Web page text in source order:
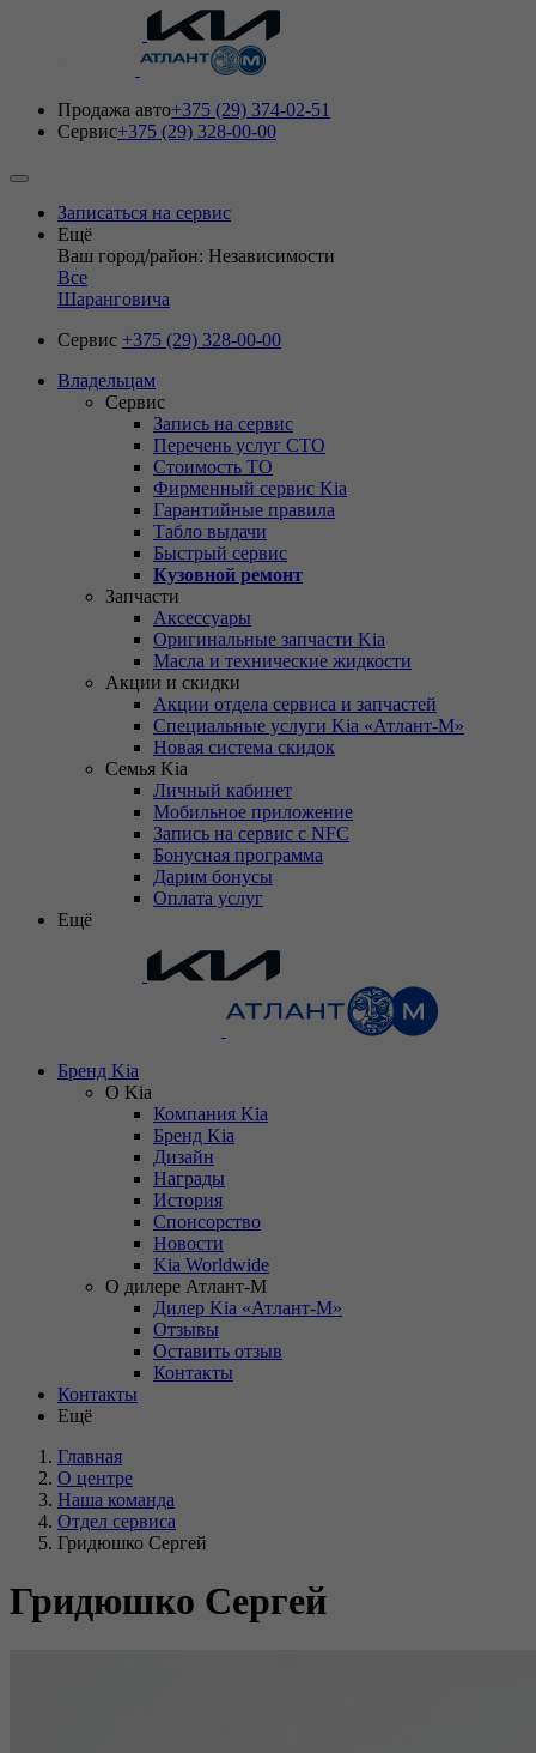
Продажа авто+375 (29) 374-02-51
Сервис+375 (29) 328-00-00
Записаться на сервис
Ещё
Ваш город/район: Независимости
Все
Шаранговича
Сервис +375 (29) 328-00-00
Владельцам
Сервис
Запись на сервис
Перечень услуг СТО
Стоимость ТО
Фирменный сервис Kia
Гарантийные правила
Табло выдачи
Быстрый сервис
Кузовной ремонт
Запчасти
Аксессуары
Оригинальные запчасти Kia
Масла и технические жидкости
Акции и скидки
Акции отдела сервиса и запчастей
Специальные услуги Kia «Атлант-М»
Новая система скидок
Семья Kia
Личный кабинет
Мобильное приложение
Запись на сервис с NFC
Бонусная программа
Дарим бонусы
Оплата услуг
Ещё
Бренд Kia
О Kia
Компания Kia
Бренд Kia
Дизайн
Награды
История
Спонсорство
Новости
Kia Worldwide
О дилере Атлант-М
Дилер Kia «Атлант-М»
Отзывы
Оставить отзыв
Контакты
Контакты
Ещё
Главная
О центре
Наша команда
Отдел сервиса
Гридюшко Сергей
Гридюшко Сергей